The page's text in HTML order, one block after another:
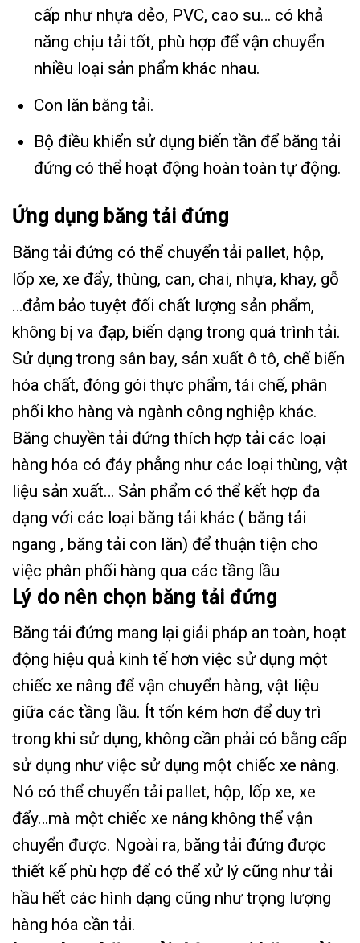
cấp như nhựa dẻo, PVC, cao su… có khả
năng chịu tải tốt, phù hợp để vận chuyển
nhiều loại sản phẩm khác nhau.
Con lăn băng tải.
Bộ điều khiển sử dụng biến tần để băng tải
đứng có thể hoạt động hoàn toàn tự động.
Ứng dụng băng tải đứng
Băng tải đứng có thể chuyển tải pallet, hộp,
lốp xe, xe đẩy, thùng, can, chai, nhựa, khay, gỗ
…đảm bảo tuyệt đối chất lượng sản phẩm,
không bị va đạp, biến dạng trong quá trình tải.
Sử dụng trong sân bay, sản xuất ô tô, chế biến
hóa chất, đóng gói thực phẩm, tái chế, phân
phối kho hàng và ngành công nghiệp khác.
Băng chuyền tải đứng thích hợp tải các loại
hàng hóa có đáy phẳng như các loại thùng, vật
liệu sản xuất… Sản phẩm có thể kết hợp đa
dạng với các loại băng tải khác ( băng tải
ngang , băng tải con lăn) để thuận tiện cho
việc phân phối hàng qua các tầng lầu
Lý do nên chọn băng tải đứng
Băng tải đứng mang lại giải pháp an toàn, hoạt
động hiệu quả kinh tế hơn việc sử dụng một
chiếc xe nâng để vận chuyển hàng, vật liệu
giữa các tầng lầu. Ít tốn kém hơn để duy trì
trong khi sử dụng, không cần phải có bằng cấp
sử dụng như việc sử dụng một chiếc xe nâng.
Nó có thể chuyển tải pallet, hộp, lốp xe, xe
đẩy…mà một chiếc xe nâng không thể vận
chuyển được. Ngoài ra, băng tải đứng được
thiết kế phù hợp để có thể xử lý cũng như tải
hầu hết các hình dạng cũng như trọng lượng
hàng hóa cần tải.